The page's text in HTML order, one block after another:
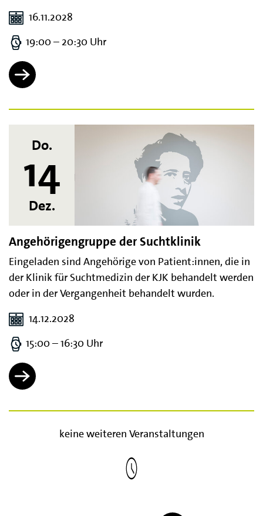
16.11.2028
19:00 – 20:30 Uhr
Do.
14
Dez.
Angehörigengruppe der Suchtklinik
Eingeladen sind Angehörige von Patient:innen, die in
der Klinik für Suchtmedizin der KJK behandelt werden
oder in der Vergangenheit behandelt wurden.
14.12.2028
15:00 – 16:30 Uhr
keine weiteren Veranstaltungen
Lade weitere Meldungen…